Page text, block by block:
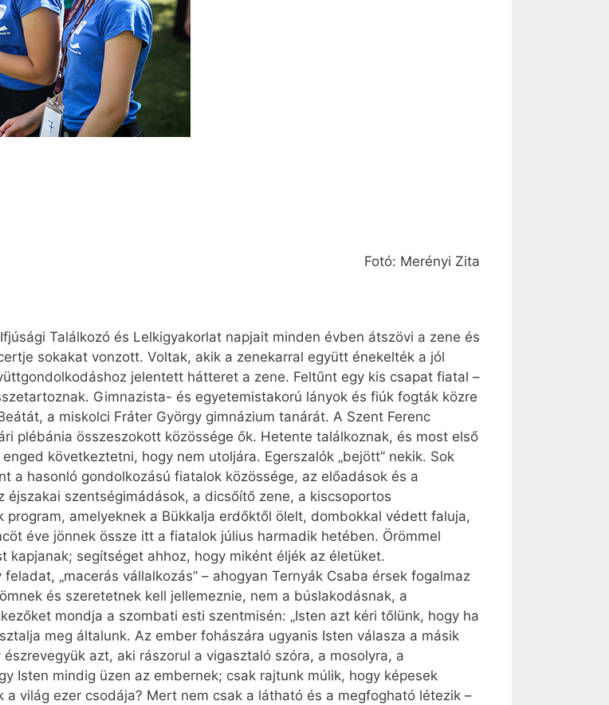
Fotó: Merényi Zita
Találkozó és Lelkigyakorlat napjait minden évben átszövi a zene és
sokakat vonzott. Voltak, akik a zenekarral együtt énekelték a jól
jelentett hátteret a zene. Feltűnt egy kis csapat fiatal –
Gimnazista- és egyetemistakorú lányok és fiúk fogták közre
a miskolci Fráter György gimnázium tanárát. A Szent Ferenc
plébánia összeszokott közössége ők. Hetente találkoznak, és most első
következtetni, hogy nem utoljára. Egerszalók „bejött” nekik. Sok
a hasonló gondolkozású fiatalok közössége, az előadások és a
szentségimádások, a dicsőítő zene, a kiscsoportos
amelyeknek a Bükkalja erdőktől ölelt, dombokkal védett faluja,
éve jönnek össze itt a fiatalok július harmadik hetében. Örömmel
segítséget ahhoz, hogy miként éljék az életüket.
„macerás vállalkozás” – ahogyan Ternyák Csaba érsek fogalmaz
és szeretetnek kell jellemeznie, nem a búslakodásnak, a
mondja a szombati esti szentmisén: „Isten azt kéri tőlünk, hogy ha
meg általunk. Az ember fohászára ugyanis Isten válasza a másik
azt, aki rászorul a vigasztaló szóra, a mosolyra, a
Isten mindig üzen az embernek; csak rajtunk múlik, hogy képesek
világ ezer csodája? Mert nem csak a látható és a megfogható létezik –